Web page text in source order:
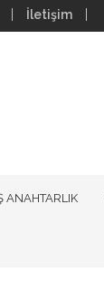
İletişim
ANAHTARLIK